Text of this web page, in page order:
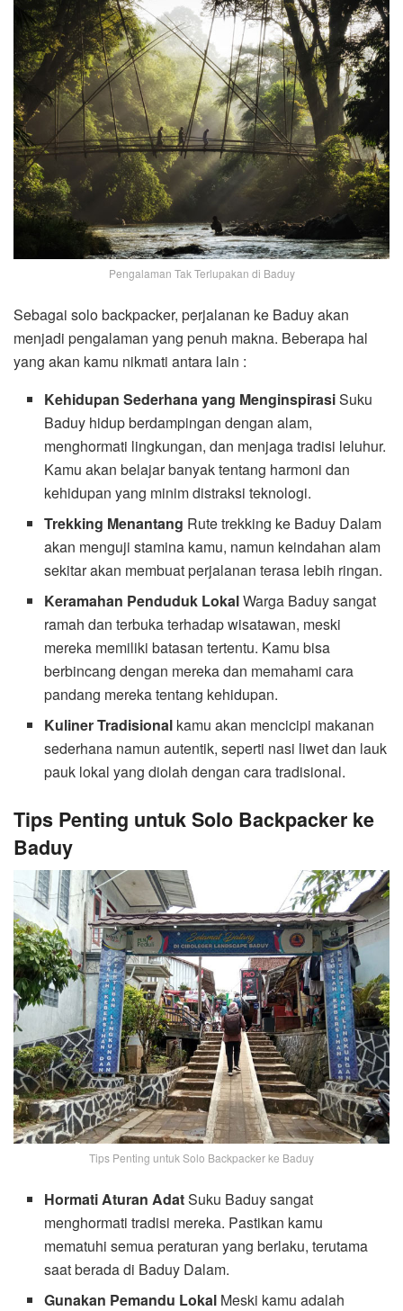
Pengalaman Tak Terlupakan di Baduy
Sebagai solo backpacker, perjalanan ke Baduy akan
menjadi pengalaman yang penuh makna. Beberapa hal
yang akan kamu nikmati antara lain :
Kehidupan Sederhana yang MenginspirasiSuku
Baduy hidup berdampingan dengan alam,
menghormati lingkungan, dan menjaga tradisi leluhur.
Kamu akan belajar banyak tentang harmoni dan
kehidupan yang minim distraksi teknologi.
Trekking Menantang Rute trekking ke Baduy Dalam
akan menguji stamina kamu, namun keindahan alam
sekitar akan membuat perjalanan terasa lebih ringan.
Keramahan Penduduk LokalWarga Baduy sangat
ramah dan terbuka terhadap wisatawan, meski
mereka memiliki batasan tertentu. Kamu bisa
berbincang dengan mereka dan memahami cara
pandang mereka tentang kehidupan.
Kuliner Tradisional kamu akan mencicipi makanan
sederhana namun autentik, seperti nasi liwet dan lauk
pauk lokal yang diolah dengan cara tradisional.
Tips Penting untuk Solo Backpacker ke
Baduy
Tips Penting untuk Solo Backpacker ke Baduy
Hormati Aturan AdatSuku Baduy sangat
menghormati tradisi mereka. Pastikan kamu
mematuhi semua peraturan yang berlaku, terutama
saat berada di Baduy Dalam.
Gunakan Pemandu Lokal Meski kamu adalah